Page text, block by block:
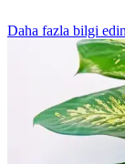
Daha fazla bilgi